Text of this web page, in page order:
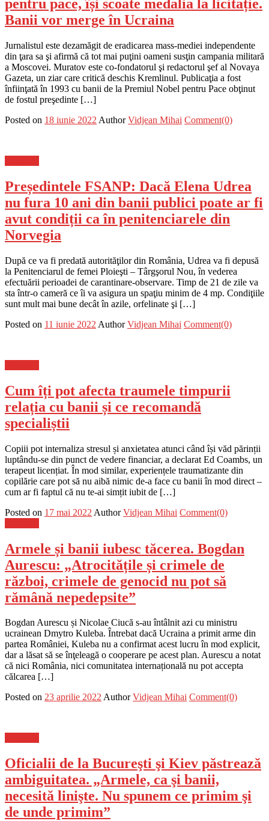
pentru pace, își scoate medalia la licitație.
Banii vor merge în Ucraina
Jurnalistul este dezamăgit de eradicarea mass-mediei independente
din ţara sa şi afirmă că tot mai puţini oameni susţin campania militară
a Moscovei. Muratov este co-fondatorul şi redactorul şef al Novaya
Gazeta, un ziar care critică deschis Kremlinul. Publicaţia a fost
înfiinţată în 1993 cu banii de la Premiul Nobel pentru Pace obţinut
de fostul preşedinte […]
Posted on 18 iunie 2022 Author Vidjean Mihai Comment(0)
Președintele FSANP: Dacă Elena Udrea
nu fura 10 ani din banii publici poate ar fi
avut condiții ca în penitenciarele din
Norvegia
După ce va fi predată autorităţilor din România, Udrea va fi depusă
la Penitenciarul de femei Ploieşti – Târgşorul Nou, în vederea
efectuării perioadei de carantinare-observare. Timp de 21 de zile va
sta într-o cameră ce îi va asigura un spaţiu minim de 4 mp. Condiţiile
sunt mult mai bune decât în azile, orfelinate şi […]
Posted on 11 iunie 2022 Author Vidjean Mihai Comment(0)
Cum îți pot afecta traumele timpurii
relația cu banii și ce recomandă
specialiștii
Copiii pot internaliza stresul și anxietatea atunci când își văd părinții
luptându-se din punct de vedere financiar, a declarat Ed Coambs, un
terapeut licențiat. În mod similar, experiențele traumatizante din
copilărie care pot să nu aibă nimic de-a face cu banii în mod direct –
cum ar fi faptul că nu te-ai simțit iubit de […]
Posted on 17 mai 2022 Author Vidjean Mihai Comment(0)
Armele și banii iubesc tăcerea. Bogdan
Aurescu: „Atrocitățile și crimele de
război, crimele de genocid nu pot să
rămână nepedepsite”
Bogdan Aurescu și Nicolae Ciucă s-au întâlnit azi cu ministru
ucrainean Dmytro Kuleba. Întrebat dacă Ucraina a primit arme din
partea României, Kuleba nu a confirmat acest lucru în mod explicit,
dar a lăsat să se înţeleagă o cooperare pe acest plan. Aurescu a notat
că nici România, nici comunitatea internațională nu pot accepta
călcarea […]
Posted on 23 aprilie 2022Author Vidjean Mihai Comment(0)
Oficialii de la Bucureşti şi Kiev păstrează
ambiguitatea. „Armele, ca şi banii,
necesită linişte. Nu spunem ce primim şi
de unde primim”